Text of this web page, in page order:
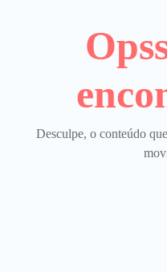
Desculpe, o conteúdo